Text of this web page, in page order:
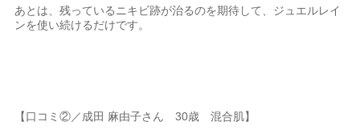
あとは、残っているニキビ跡が治るのを期待して、ジュエルレイ
ンを使い続けるだけです。
【口コミ②／成田 麻由子さん 30歳 混合肌】